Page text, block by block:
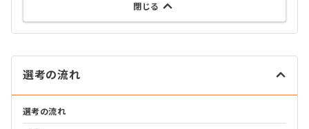
閉じる
選考の流れ
選考の流れ